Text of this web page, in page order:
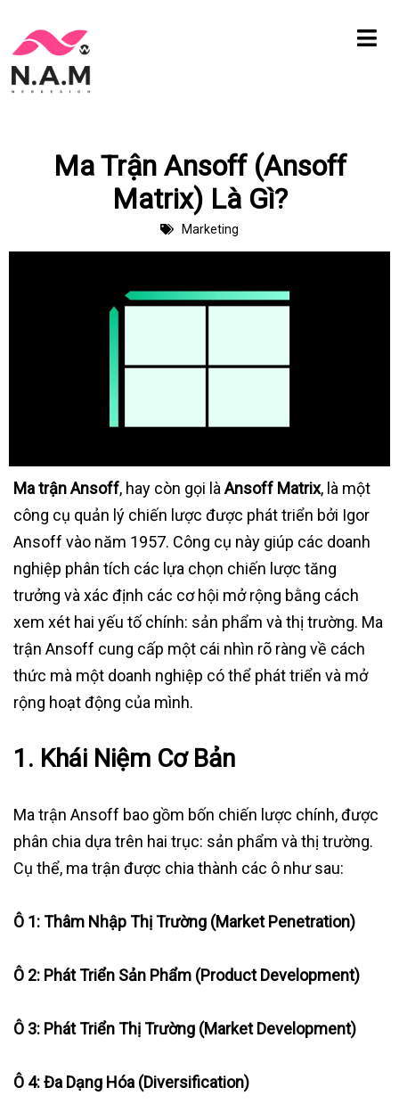
Chuyển
tới
Ma Trận Ansoff (Ansoff
Matrix) Là Gì?
Marketing
Ma trận Ansoff, hay còn gọi là Ansoff Matrix, là một
công cụ quản lý chiến lược được phát triển bởi Igor
Ansoff vào năm 1957. Công cụ này giúp các doanh
nghiệp phân tích các lựa chọn chiến lược tăng
trưởng và xác định các cơ hội mở rộng bằng cách
xem xét hai yếu tố chính: sản phẩm và thị trường. Ma
trận Ansoff cung cấp một cái nhìn rõ ràng về cách
thức mà một doanh nghiệp có thể phát triển và mở
rộng hoạt động của mình.
1. Khái Niệm Cơ Bản
Ma trận Ansoff bao gồm bốn chiến lược chính, được
phân chia dựa trên hai trục: sản phẩm và thị trường.
Cụ thể, ma trận được chia thành các ô như sau:
Ô 1: Thâm Nhập Thị Trường (Market Penetration)
Ô 2: Phát Triển Sản Phẩm (Product Development)
Ô 3: Phát Triển Thị Trường (Market Development)
Ô 4: Đa Dạng Hóa (Diversification)